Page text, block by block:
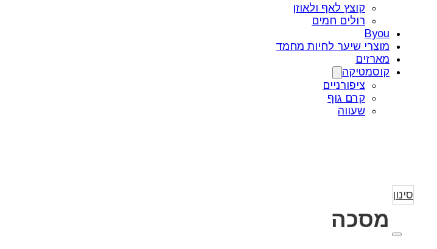
קוצץ לאף ולאוזן
רולים חמים
Byou
מוצרי שיער לחיות מחמד
מארזים
קוסמטיקה
ציפורניים
קרם גוף
שעווה
מסכה
סינון